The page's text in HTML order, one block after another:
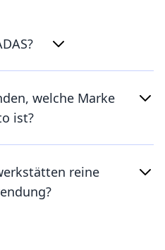
welche Marke
ist?
reine